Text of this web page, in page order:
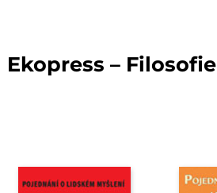
Ekopress – Filosofie